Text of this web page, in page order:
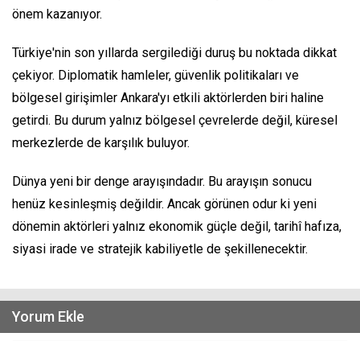
önem kazanıyor.
Türkiye'nin son yıllarda sergilediği duruş bu noktada dikkat
çekiyor. Diplomatik hamleler, güvenlik politikaları ve
bölgesel girişimler Ankara'yı etkili aktörlerden biri haline
getirdi. Bu durum yalnız bölgesel çevrelerde değil, küresel
merkezlerde de karşılık buluyor.
Dünya yeni bir denge arayışındadır. Bu arayışın sonucu
henüz kesinleşmiş değildir. Ancak görünen odur ki yeni
dönemin aktörleri yalnız ekonomik güçle değil, tarihî hafıza,
siyasi irade ve stratejik kabiliyetle de şekillenecektir.
Yorum Ekle